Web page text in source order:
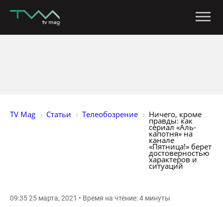
TV Mag Статьи Телеобозрение Ничего, кроме
правды: как
сериал «Аль-
капотня» на
канале
«Пятница!» берет
достоверностью
характеров и
ситуаций
09:35 25 марта, 2021 • Время на чтение: 4 минуты